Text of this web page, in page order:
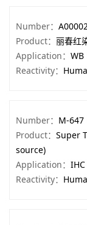
Number：
Product： 丽春红
Application： WB
Reactivity：
Number： M-647
Product： Super
source)
Application： IHC
Reactivity：